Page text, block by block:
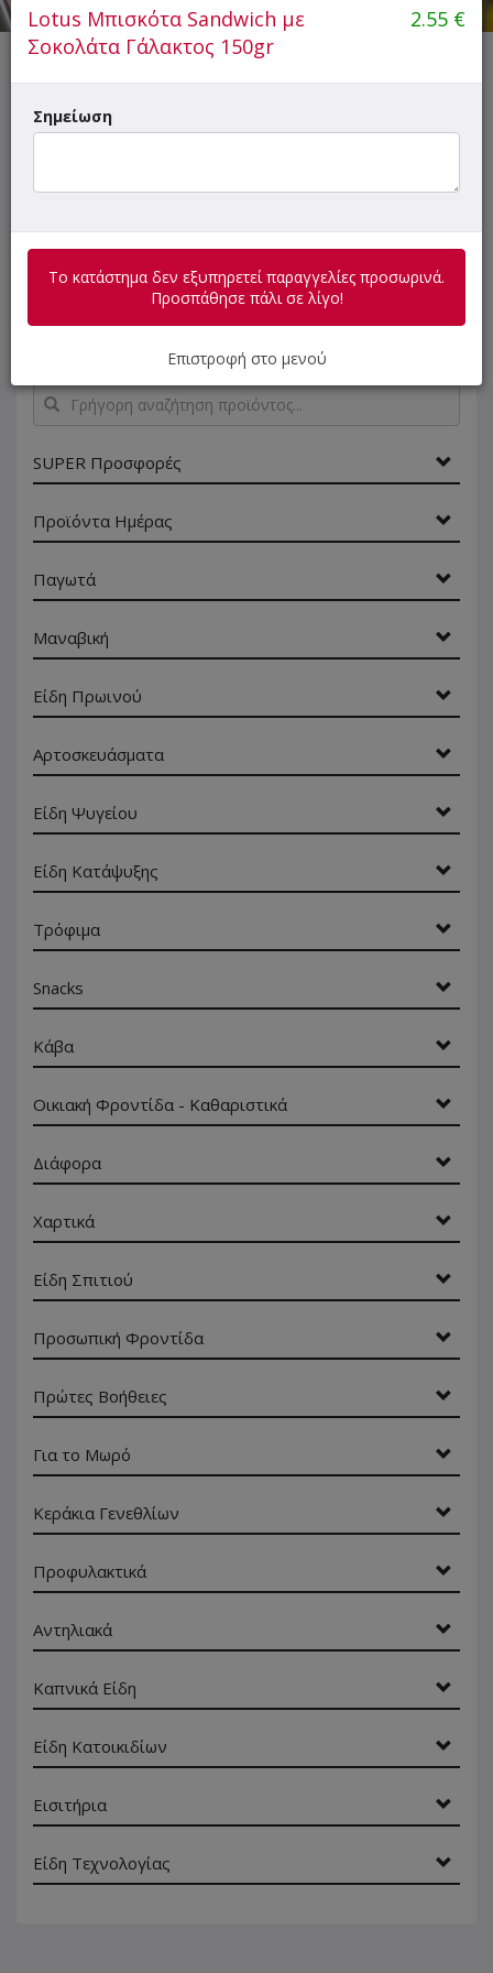
- Εξυπηρετούνται μόνο μία 6άδα/πολυσυσκευασία
νερά για λόγους ασφαλείας των διανομέων!
Γρήγορη
αναζήτηση
προϊόντος...
SUPER Προσφορές
Προϊόντα Ημέρας
Παγωτά
Μαναβική
Είδη Πρωινού
Αρτοσκευάσματα
Είδη Ψυγείου
Είδη Κατάψυξης
Τρόφιμα
Snacks
Κάβα
Οικιακή Φροντίδα - Καθαριστικά
Διάφορα
Χαρτικά
Είδη Σπιτιού
Προσωπική Φροντίδα
Πρώτες Βοήθειες
Για το Μωρό
Κεράκια Γενεθλίων
Προφυλακτικά
Αντηλιακά
Καπνικά Είδη
Είδη Κατοικιδίων
Εισιτήρια
Είδη Τεχνολογίας
Lotus Μπισκότα Sandwich με
Σοκολάτα Γάλακτος 150gr
2.55 €
Σημείωση
Το κατάστημα δεν εξυπηρετεί παραγγελίες προσωρινά.
Προσπάθησε πάλι σε λίγο!
Επιστροφή στο μενού